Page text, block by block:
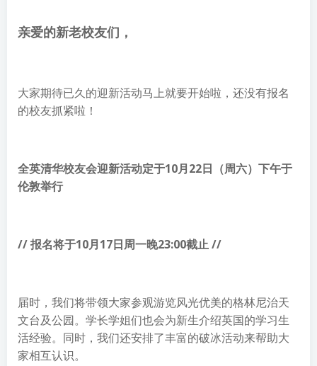
亲爱的新老校友们，
大家期待已久的迎新活动马上就要开始啦，还没有报名
的校友抓紧啦！
全英清华校友会迎新活动定于10月22日（周六）下午于
伦敦举行
// 报名将于10月17日周一晚23:00截止 //
届时，我们将带领大家参观游览风光优美的格林尼治天
文台及公园。学长学姐们也会为新生介绍英国的学习生
活经验。同时，我们还安排了丰富的破冰活动来帮助大
家相互认识。